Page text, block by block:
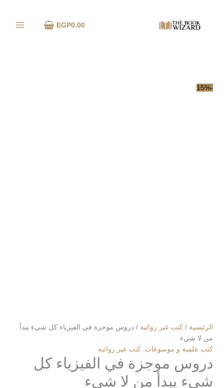
EGP0.00
-15%
الرئيسية / كتب غير روائية / دروس موجزة في الفيزياء كل شيء يبدأ
من لا شيء
كتب علمية و موسوعات كتب غير روائية
دروس موجزة في الفيزياء كل
شيء يبدأ من لا شيء
موجزة
يبدأ
من